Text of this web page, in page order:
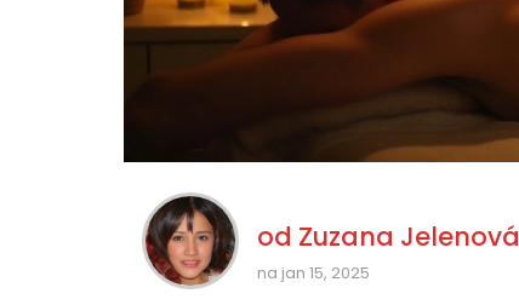
od Zuzana Jelenová
na jan 15, 2025